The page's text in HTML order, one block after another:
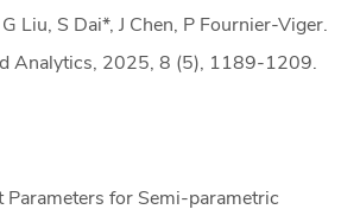
Liu, S Dai*, J Chen, P Fournier-Viger.
Analytics, 2025, 8 (5), 1189-1209.
Parameters for Semi-parametric